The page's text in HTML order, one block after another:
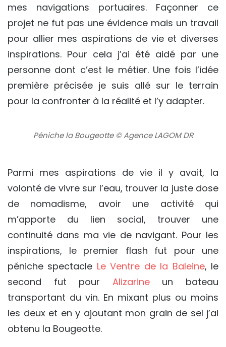
mes navigations portuaires. Façonner ce
projet ne fut pas une évidence mais un travail
pour allier mes aspirations de vie et diverses
inspirations. Pour cela j’ai été aidé par une
personne dont c’est le métier. Une fois l’idée
première précisée je suis allé sur le terrain
pour la confronter à la réalité et l’y adapter.
Péniche la Bougeotte © Agence LAGOM DR
Parmi mes aspirations de vie il y avait, la
volonté de vivre sur l’eau, trouver la juste dose
de nomadisme, avoir une activité qui
m’apporte du lien social, trouver une
continuité dans ma vie de navigant. Pour les
inspirations, le premier flash fut pour une
péniche spectacle Le Ventre de la Baleine, le
second fut pour Alizarineun bateau
transportant du vin. En mixant plus ou moins
les deux et en y ajoutant mon grain de sel j’ai
obtenu la Bougeotte.